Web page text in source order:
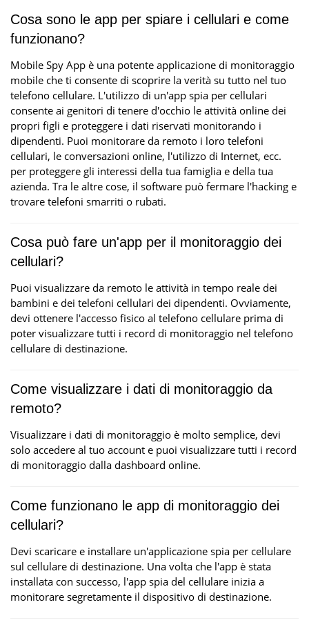
Cosa sono le app per spiare i cellulari e come
funzionano?
Mobile Spy App è una potente applicazione di monitoraggio
mobile che ti consente di scoprire la verità su tutto nel tuo
telefono cellulare. L'utilizzo di un'app spia per cellulari
consente ai genitori di tenere d'occhio le attività online dei
propri figli e proteggere i dati riservati monitorando i
dipendenti. Puoi monitorare da remoto i loro telefoni
cellulari, le conversazioni online, l'utilizzo di Internet, ecc.
per proteggere gli interessi della tua famiglia e della tua
azienda. Tra le altre cose, il software può fermare l'hacking e
trovare telefoni smarriti o rubati.
Cosa può fare un'app per il monitoraggio dei
cellulari?
Puoi visualizzare da remoto le attività in tempo reale dei
bambini e dei telefoni cellulari dei dipendenti. Ovviamente,
devi ottenere l'accesso fisico al telefono cellulare prima di
poter visualizzare tutti i record di monitoraggio nel telefono
cellulare di destinazione.
Come visualizzare i dati di monitoraggio da
remoto?
Visualizzare i dati di monitoraggio è molto semplice, devi
solo accedere al tuo account e puoi visualizzare tutti i record
di monitoraggio dalla dashboard online.
Come funzionano le app di monitoraggio dei
cellulari?
Devi scaricare e installare un'applicazione spia per cellulare
sul cellulare di destinazione. Una volta che l'app è stata
installata con successo, l'app spia del cellulare inizia a
monitorare segretamente il dispositivo di destinazione.